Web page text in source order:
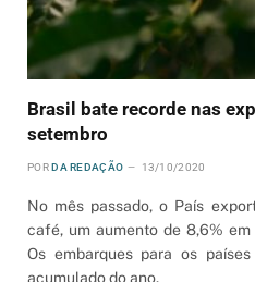
Brasil bate recorde nas
setembro
POR DA REDAÇÃO 13/10/2020
No mês passado, o País
café, um aumento de 8,6%
Os embarques para os
acumulado do ano.